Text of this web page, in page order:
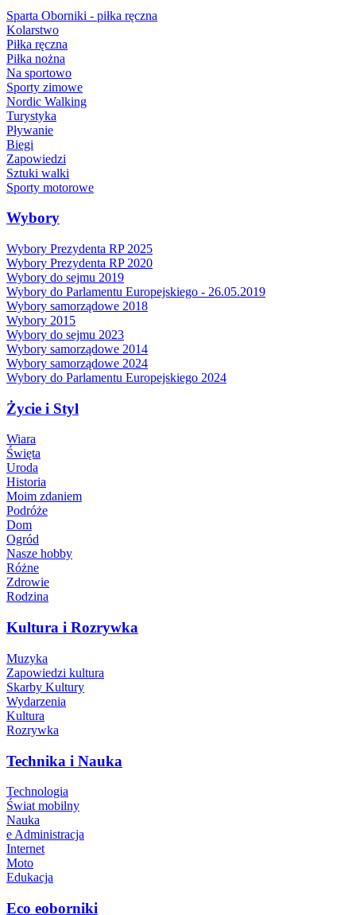
Sparta Oborniki - piłka ręczna
Kolarstwo
Piłka ręczna
Piłka nożna
Na sportowo
Sporty zimowe
Nordic Walking
Turystyka
Pływanie
Biegi
Zapowiedzi
Sztuki walki
Sporty motorowe
Wybory
Wybory Prezydenta RP 2025
Wybory Prezydenta RP 2020
Wybory do sejmu 2019
Wybory do Parlamentu Europejskiego - 26.05.2019
Wybory samorządowe 2018
Wybory 2015
Wybory do sejmu 2023
Wybory samorządowe 2014
Wybory samorządowe 2024
Wybory do Parlamentu Europejskiego 2024
Życie i Styl
Wiara
Święta
Uroda
Historia
Moim zdaniem
Podróże
Dom
Ogród
Nasze hobby
Różne
Zdrowie
Rodzina
Kultura i Rozrywka
Muzyka
Zapowiedzi kultura
Skarby Kultury
Wydarzenia
Kultura
Rozrywka
Technika i Nauka
Technologia
Świat mobilny
Nauka
e Administracja
Internet
Moto
Edukacja
Eco eoborniki